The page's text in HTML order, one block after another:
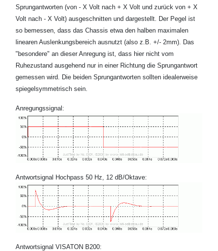
Sprungantworten (von - X Volt nach + X Volt und zurück von + X
Volt nach - X Volt) ausgeschnitten und dargestellt. Der Pegel ist
so bemessen, dass das Chassis etwa den halben maximalen
linearen Auslenkungsbereich ausnutzt (also z.B. +/- 2mm). Das
"besondere" an dieser Anregung ist, dass hier nicht vom
Ruhezustand ausgehend nur in einer Richtung die Sprungantwort
gemessen wird. Die beiden Sprungantworten sollten idealerweise
spiegelsymmetrisch sein.
Anregungssignal:
Antwortsignal Hochpass 50 Hz, 12 dB/Oktave:
Antwortsignal VISATON B200: